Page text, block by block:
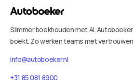
Slimmer boekhouden met AI.
boekt. Zo werken teams met vertrouwen
info@autoboeker.nl
+31 85 081 8900